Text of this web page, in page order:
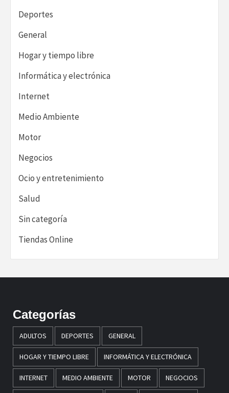
Deportes
General
Hogar y tiempo libre
Informática y electrónica
Internet
Medio Ambiente
Motor
Negocios
Ocio y entretenimiento
Salud
Sin categoría
Tiendas Online
Categorías
ADULTOS DEPORTES GENERAL
HOGAR Y TIEMPO LIBRE INFORMÁTICA Y ELECTRÓNICA
INTERNET MEDIO AMBIENTE MOTOR NEGOCIOS